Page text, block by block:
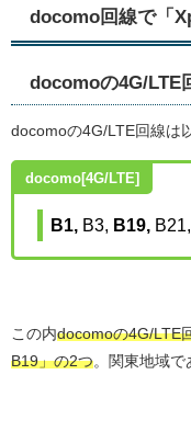
docomo回線で「
docomoの4G/LTE
docomoの4G/LTE回線は
docomo[4G/LTE]
B1, B3, B19, B21,
この内docomoの4G/LTE
B19」の2つ。関東地域で